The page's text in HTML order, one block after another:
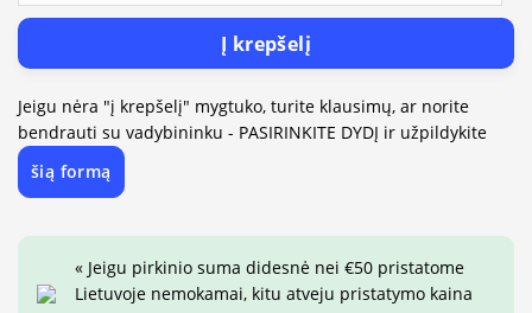
Į krepšelį
Jeigu nėra "į krepšelį" mygtuko, turite klausimų, ar norite
bendrauti su vadybininku - PASIRINKITE DYDĮ ir užpildykite
šią formą
« Jeigu pirkinio suma didesnė nei €50 pristatome
Lietuvoje nemokamai, kitu atveju pristatymo kaina